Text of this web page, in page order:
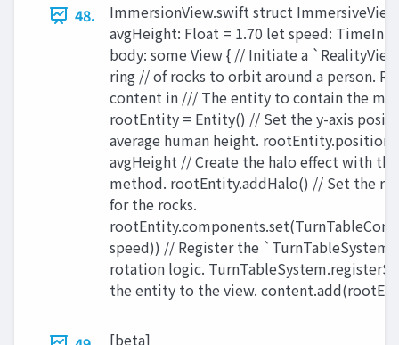
48.
ImmersionView.swift struct
avgHeight: Float = 1.70 let speed:
body: some View { // Initiate a
ring // of rocks to orbit around a person.
content in /// The entity to contain the
rootEntity = Entity() // Set the y-axis
average human height.
avgHeight // Create the halo effect with
method. rootEntity.addHalo() // Set the
for the rocks.
speed)) // Register the
rotation logic.
the entity to the view.
[beta]